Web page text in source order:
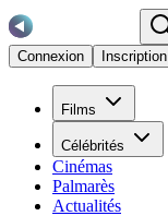
Connexion
Inscription
Films
Célébrités
Cinémas
Palmarès
Actualités